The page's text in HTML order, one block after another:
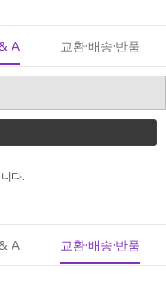
A 교환·배송·반품
다.
A 교환·배송·반품